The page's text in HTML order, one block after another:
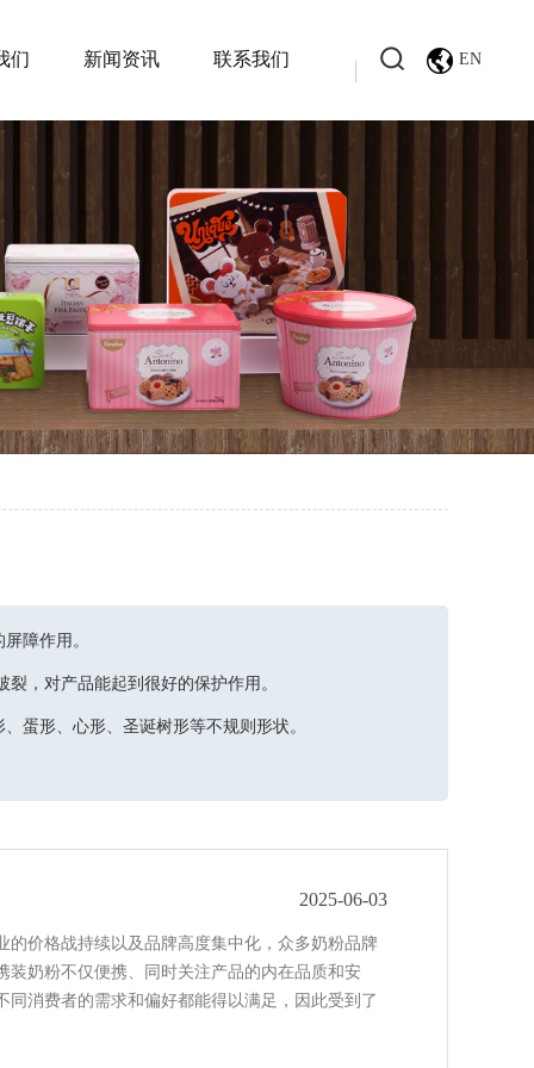
们 新闻资讯 联系我们 EN
障作用。
，对产品能起到很好的保护作用。
蛋形、心形、圣诞树形等不规则形状。
2025-06-03
的价格战持续以及品牌高度集中化，众多奶粉品牌
装奶粉不仅便携、同时关注产品的内在品质和安
同消费者的需求和偏好都能得以满足，因此受到了